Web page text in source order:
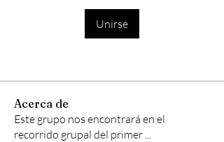
Unirse
Acerca de
Este grupo nos encontrará en el
recorrido grupal del primer ...